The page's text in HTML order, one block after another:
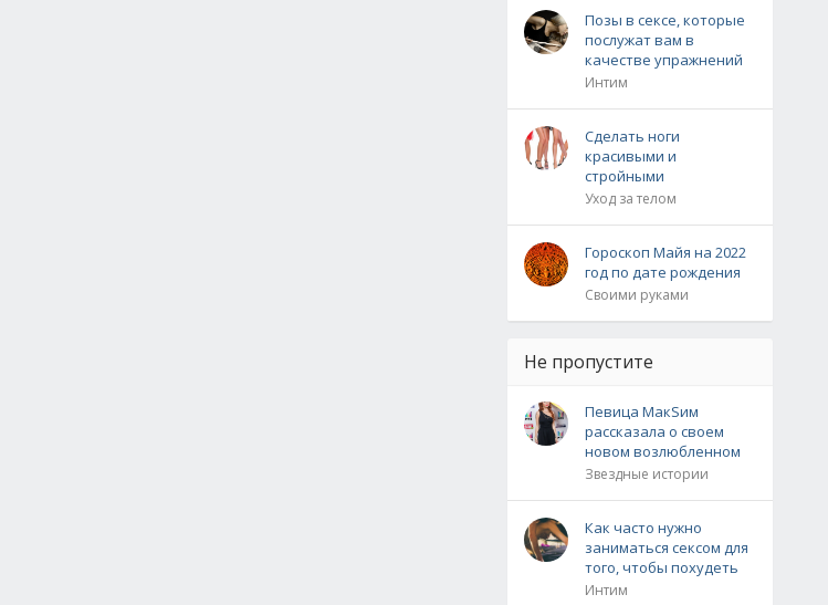
Позы в сексе, которые
послужат вам в
качестве упражнений
Интим
Сделать ноги
красивыми и
стройными
Уход за телом
Гороскоп Майя на 2022
год по дате рождения
Своими руками
Не пропустите
Певица МакSим
рассказала о своем
новом возлюбленном
Звездные истории
Как часто нужно
заниматься сексом для
того, чтобы похудеть
Интим